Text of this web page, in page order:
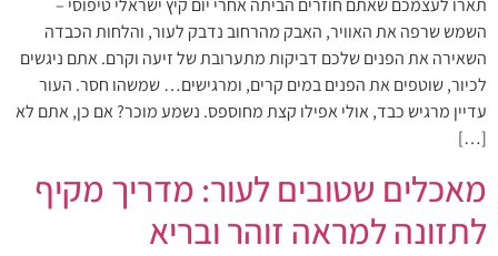
תארו לעצמכם שאתם חוזרים הביתה אחרי יום קיץ ישראלי טיפוסי –
השמש שרפה את האוויר, האבק מהרחוב נדבק לעור, והלחות הכבדה
השאירה את הפנים שלכם דביקות מתערובת של זיעה וקרם. אתם ניגשים
לכיור, שוטפים את הפנים במים קרים, ומרגישים… שמשהו חסר. העור
עדיין מרגיש כבד, אולי אפילו קצת מחוספס. נשמע מוכר? אם כן, אתם לא
[…]
מאכלים שטובים לעור: מדריך מקיף
לתזונה למראה זוהר ובריא